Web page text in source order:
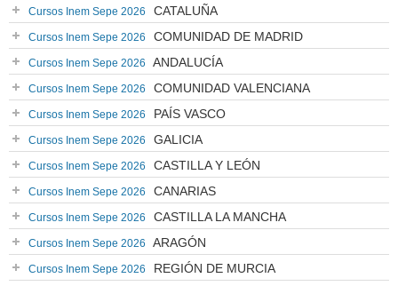
Cursos Inem Sepe 2026 CATALUÑA
Cursos Inem Sepe 2026 COMUNIDAD DE MADRID
Cursos Inem Sepe 2026 ANDALUCÍA
Cursos Inem Sepe 2026 COMUNIDAD VALENCIANA
Cursos Inem Sepe 2026 PAÍS VASCO
Cursos Inem Sepe 2026 GALICIA
Cursos Inem Sepe 2026 CASTILLA Y LEÓN
Cursos Inem Sepe 2026 CANARIAS
Cursos Inem Sepe 2026 CASTILLA LA MANCHA
Cursos Inem Sepe 2026 ARAGÓN
Cursos Inem Sepe 2026 REGIÓN DE MURCIA